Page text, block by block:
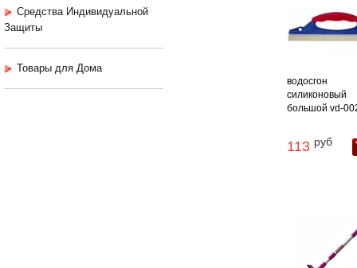
Средства Индивидуальной
Защиты
Товары для Дома
водосгон
силиконовый
большой vd-
113 руб